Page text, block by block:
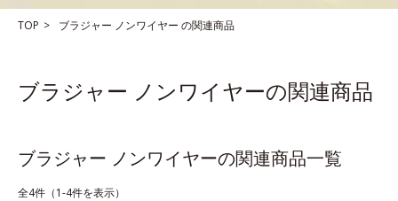
TOP ブラジャー ノンワイヤー の関連商品
ブラジャー ノンワイヤーの関連商品
ブラジャー ノンワイヤーの関連商品一覧
全4件（1-4件を表示）